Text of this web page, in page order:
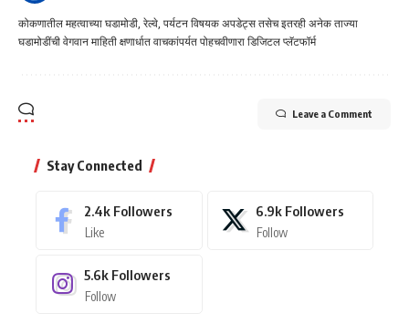
कोकणातील महत्वाच्या घडामोडी, रेल्वे, पर्यटन विषयक अपडेट्स तसेच इतरही अनेक ताज्या
घडामोडींची वेगवान माहिती क्षणार्धात वाचकांपर्यत पोहचवीणारा डिजिटल प्लॅटफॉर्म
Leave a Comment
Stay Connected
2.4k Followers
Like
6.9k Followers
Follow
5.6k Followers
Follow